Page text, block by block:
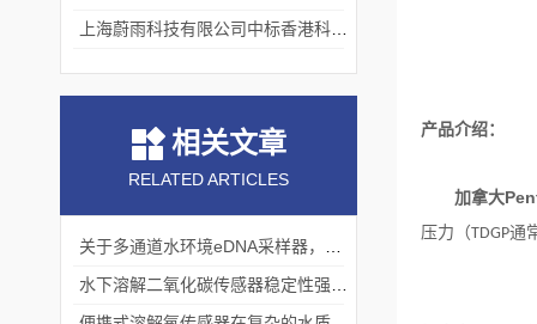
产品介绍：
加拿大
压力（TDGP通
相关文章
RELATED ARTICLES